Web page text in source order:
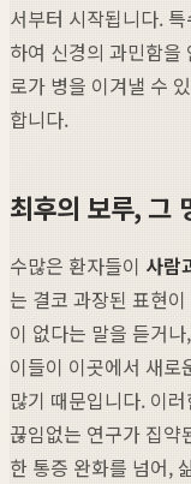
서부터 시작됩니다.
하여 신경의 과민함을
로가 병을 이겨낼 수
합니다.
최후의 보루, 그
수많은 환자들이 사람
는 결코 과장된 표현
이 없다는 말을 듣거
이들이 이곳에서 새로
많기 때문입니다. 이
끊임없는 연구가 집약
한 통증 완화를 넘어,